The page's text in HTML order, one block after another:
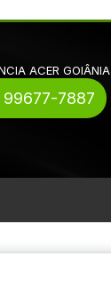
ACER GOIÂNIA
99677-7887